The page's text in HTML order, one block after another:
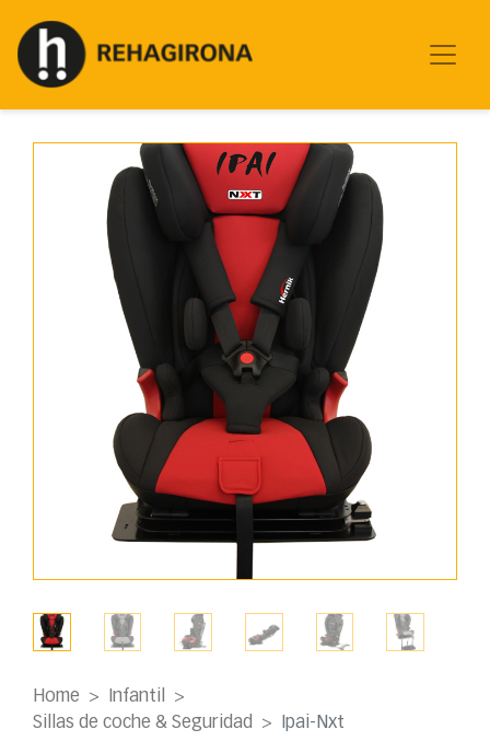
Home
Infantil
Sillas de coche & Seguridad
Ipai-Nxt